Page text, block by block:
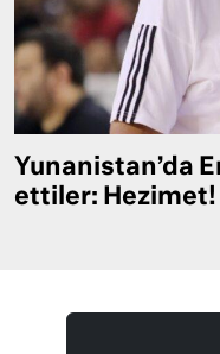
Yunanistan’da
ettiler: Hezimet!